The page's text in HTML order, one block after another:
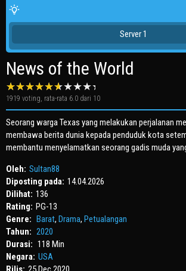
Server 1
News of the World
1919 voting, rata-rata 6.0 dari 10
Seorang warga Texas yang melakukan perjalanan
membawa berita dunia kepada penduduk kota
membantu menyelamatkan seorang gadis muda
Oleh: Sultan88
Diposting pada: 14.04.2026
Dilihat: 136
Rating: PG-13
Genre:
Barat, Drama, Petualangan
Tahun: 2020
Durasi: 118 Min
Negara: USA